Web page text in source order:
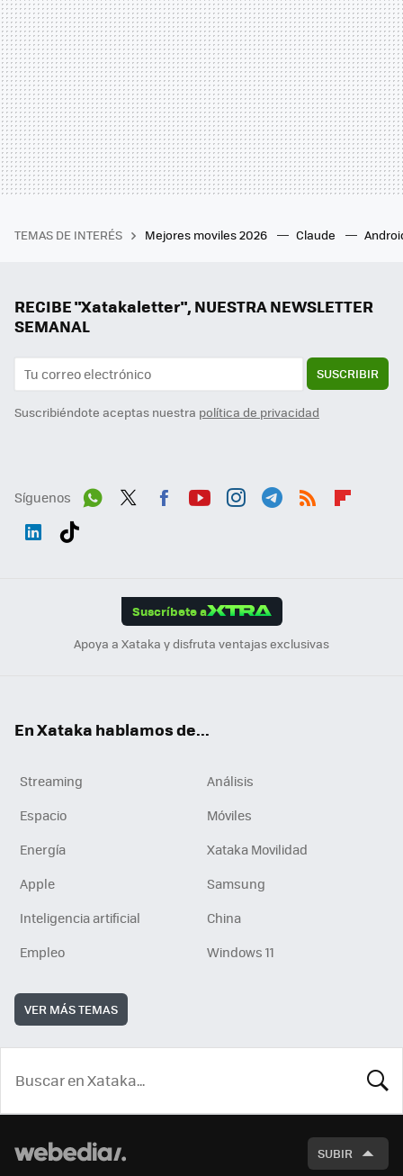
TEMAS DE INTERÉS Mejores moviles 2026 Claude
RECIBE "Xatakaletter", NUESTRA NEWSLETTER
SEMANAL
SUSCRIBIR
Suscribiéndote aceptas nuestra política de privacidad
Síguenos
Suscríbete a
Apoya a Xataka y disfruta ventajas exclusivas
En Xataka hablamos de...
Streaming
Análisis
Espacio
Móviles
Energía
Xataka Movilidad
Apple
Samsung
Inteligencia artificial
China
Empleo
Windows 11
VER MÁS TEMAS
SUBIR